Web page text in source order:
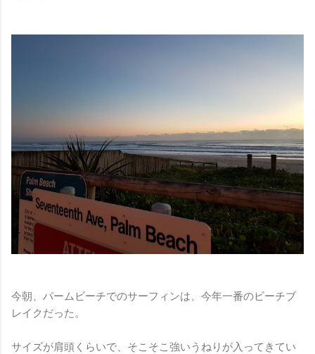
今朝、パームビーチでのサーフィンは、今年一番のビーチブ
レイクだった。
サイズが肩頭くらいで、そこそこ強いうねりが入ってきてい